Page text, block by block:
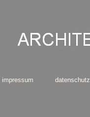
impressum datenschutz